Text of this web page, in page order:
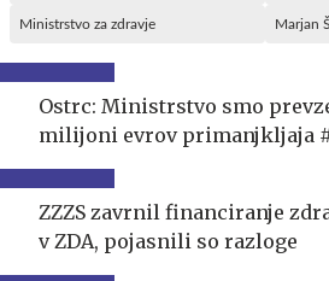
Ministrstvo za zdravje Marjan
Ostrc: Ministrstvo smo
milijoni evrov primanjkljaja
ZZZS zavrnil financiranje
v ZDA, pojasnili so razloge